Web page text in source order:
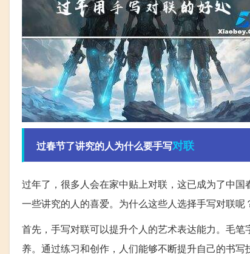
过春节了讲究的人为什么要手写对联
过年了，很多人会在家中贴上对联，这已成为了中
一些讲究的人的喜爱。为什么这些人选择手写对联呢
首先，手写对联可以提升个人的艺术表达能力。毛
养。通过练习和创作，人们能够不断提升自己的书